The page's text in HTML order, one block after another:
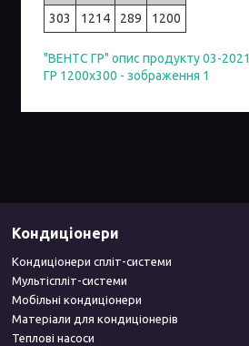
303
1214 289 1200
"ВЕНТС ГР" опис продукту 03-2021
ГР 1200х300 - зображення 1
Кондиціонери
Кондиціонери спліт-системи
Мультіспліт-системи
Мобільні кондиціонери
Матеріали для кондиціонерів
Теплові насоси